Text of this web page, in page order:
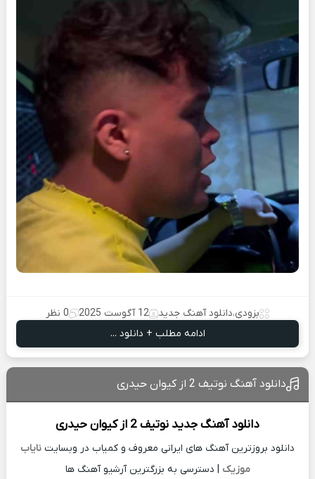
بزودی،دانلود آهنگ جدید 12 آگوست 2025
0 نظر
ادامه مطلب + دانلود ...
دانلود آهنگ نوتیف 2 از کیوان حیدری
دانلود آهنگ جدید نوتیف 2 از کیوان حیدری
دانلود بروزترین آهنگ های ایرانی معروف و کمیاب در وبسایت نایاب
موزیک | دسترسی به بزرگترین آرشیو آهنگ ها